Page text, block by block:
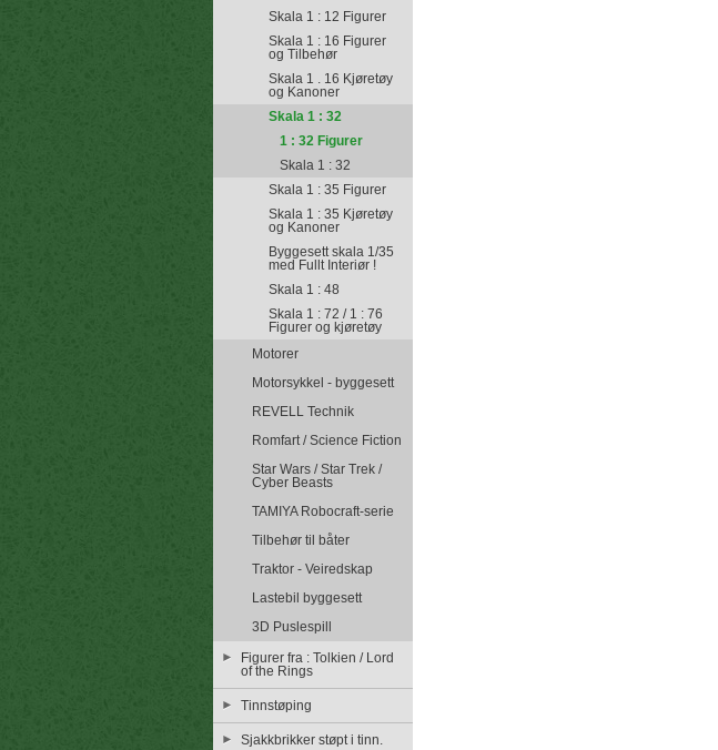
Skala 1 : 12 Figurer
Skala 1 : 16 Figurer
og Tilbehør
Skala 1 . 16 Kjøretøy
og Kanoner
Skala 1 : 32
1 : 32 Figurer
Skala 1 : 32
Skala 1 : 35 Figurer
Skala 1 : 35 Kjøretøy
og Kanoner
Byggesett skala 1/35
med Fullt Interiør !
Skala 1 : 48
Skala 1 : 72 / 1 : 76
Figurer og kjøretøy
Motorer
Motorsykkel - byggesett
REVELL Technik
Romfart / Science Fiction
Star Wars / Star Trek /
Cyber Beasts
TAMIYA Robocraft-serie
Tilbehør til båter
Traktor - Veiredskap
Lastebil byggesett
3D Puslespill
Figurer fra : Tolkien / Lord
of the Rings
Tinnstøping
Sjakkbrikker støpt i tinn.